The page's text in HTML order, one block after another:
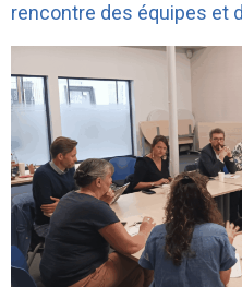
rencontre des équipes et